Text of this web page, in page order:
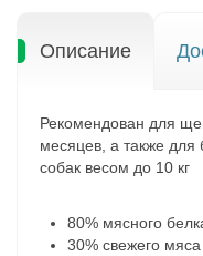
Описание
Рекомендован для
месяцев, а также
собак весом до 10 кг
80% мясного
30% свежего мяса